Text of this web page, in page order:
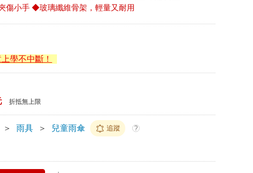
傷小手 ◆玻璃纖維骨架，輕量又耐用
學不中斷！
折抵無上限
＞ 雨具 ＞ 兒童雨傘 追蹤 ?